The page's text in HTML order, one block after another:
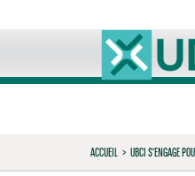
ACCUEIL > UBCI S’ENGAGE